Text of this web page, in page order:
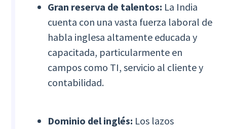
Gran reserva de talentos: La India
cuenta con una vasta fuerza laboral de
habla inglesa altamente educada y
capacitada, particularmente en
campos como TI, servicio al cliente y
contabilidad.
Dominio del inglés: Los lazos